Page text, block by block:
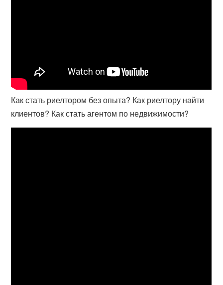
Как стать риелтором без опыта? Как риелтору найти
клиентов? Как стать агентом по недвижимости?